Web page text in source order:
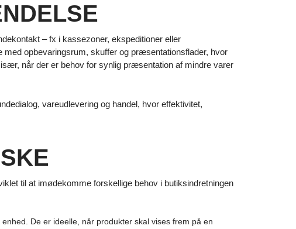
– fx i kassezoner, ekspeditioner eller
med opbevaringsrum, skuffer og præsentationsflader, hvor
når der er behov for synlig præsentation af mindre varer
vareudlevering og handel, hvor effektivitet,
til at imødekomme forskellige behov i butiksindretningen
De er ideelle, når produkter skal vises frem på en